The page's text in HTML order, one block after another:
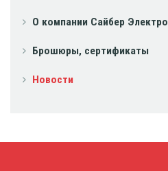
О компании Сайбер Электро
Брошюры, сертификаты
Новости